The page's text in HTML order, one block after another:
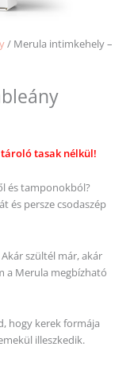
/ Merula intimkehely –
tasak nélkül!
és tamponokból?
és persze csodaszép
szültél már, akár
a Merula megbízható
hogy kerek formája
illeszkedik.